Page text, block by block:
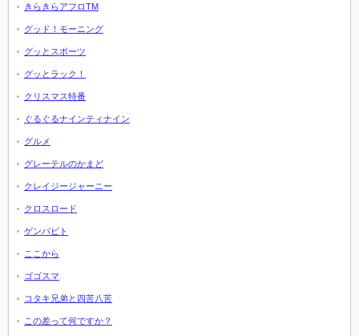
きらきらアフロTM
グッド！モーニング
グッとスポーツ
グッとラック！
クリスマス特番
ぐるぐるナインティナイン
グルメ
グレーテルのかまど
クレイジージャーニー
クロスロード
ゲンバビト
ここから
ゴゴスマ
コタキ兄弟と四苦八苦
この差って何ですか？